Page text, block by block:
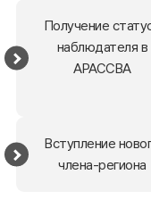
Получение
наблюдателя в
АРАССВА
Вступление
члена-региона